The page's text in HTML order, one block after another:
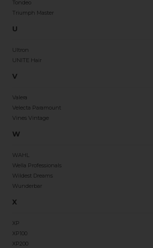
Tondeo
Triumph Master
U
Ultron
UNITE Hair
V
Valera
Velecta Paramount
Vines Vintage
W
WAHL
Wella Professionals
Wildest Dreams
Wunderbar
X
XP
XP100
XP200